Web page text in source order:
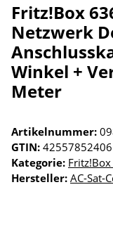
Fritz!Box
Netzwerk
Winkel +
Meter
Artikelnummer:
GTIN:
Kategorie:
Hersteller: AC-Sat-